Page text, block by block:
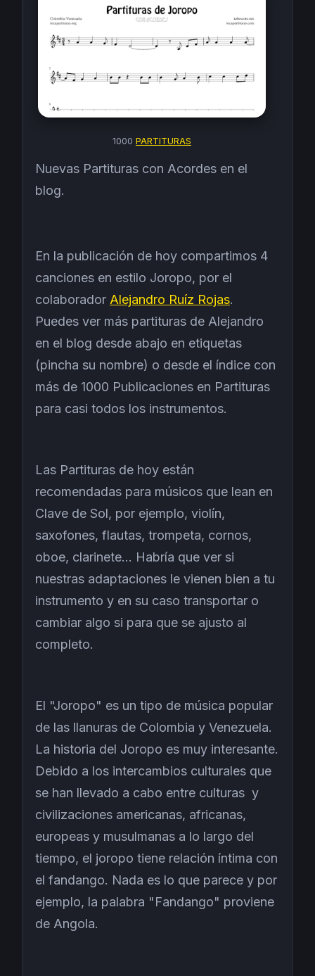
1000 PARTITURAS
Nuevas Partituras con Acordes en el
blog.
En la publicación de hoy compartimos 4
canciones en estilo Joropo, por el
colaborador Alejandro Ruíz Rojas.
Puedes ver más partituras de Alejandro
en el blog desde abajo en etiquetas
(pincha su nombre) o desde el índice con
más de 1000 Publicaciones en Partituras
para casi todos los instrumentos.
Las Partituras de hoy están
recomendadas para músicos que lean en
Clave de Sol, por ejemplo, violín,
saxofones, flautas, trompeta, cornos,
oboe, clarinete... Habría que ver si
nuestras adaptaciones le vienen bien a tu
instrumento y en su caso transportar o
cambiar algo si para que se ajusto al
completo.
El "Joropo" es un tipo de música popular
de las llanuras de Colombia y Venezuela.
La historia del Joropo es muy interesante.
Debido a los intercambios culturales que
se han llevado a cabo entre culturas y
civilizaciones americanas, africanas,
europeas y musulmanas a lo largo del
tiempo, el joropo tiene relación íntima con
el fandango. Nada es lo que parece y por
ejemplo, la palabra "Fandango" proviene
de Angola.